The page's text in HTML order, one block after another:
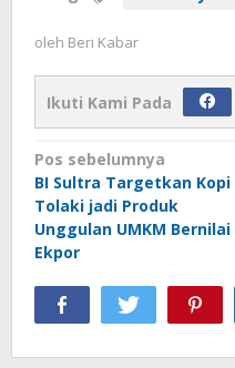
oleh Beri Kabar
Ikuti Kami Pada
Navigasi
pos
Pos sebelumnya
BI Sultra Targetkan Kopi
Tolaki jadi Produk
Unggulan UMKM Bernilai
Ekpor